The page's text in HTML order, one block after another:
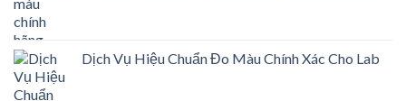
Dịch Vụ Hiệu Chuẩn Đo Màu Chính Xác Cho Lab